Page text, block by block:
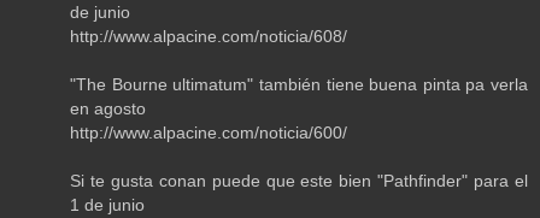
de junio
http://www.alpacine.com/noticia/608/
"The Bourne ultimatum" también tiene buena pinta pa verla
en agosto
http://www.alpacine.com/noticia/600/
Si te gusta conan puede que este bien "Pathfinder" para el
1 de junio